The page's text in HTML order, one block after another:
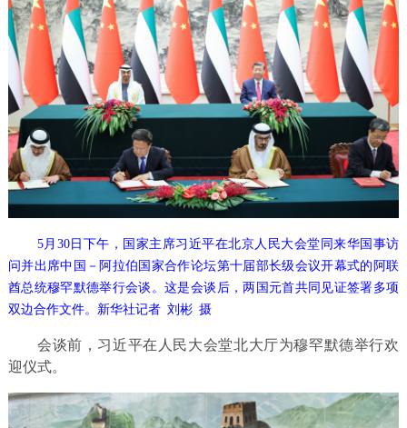
5月30日下午，国家主席习近平在北京人民大会堂同来华国事访
问并出席中国－阿拉伯国家合作论坛第十届部长级会议开幕式的阿联
酋总统穆罕默德举行会谈。这是会谈后，两国元首共同见证签署多项
双边合作文件。新华社记者 刘彬 摄
会谈前，习近平在人民大会堂北大厅为穆罕默德举行欢
迎仪式。